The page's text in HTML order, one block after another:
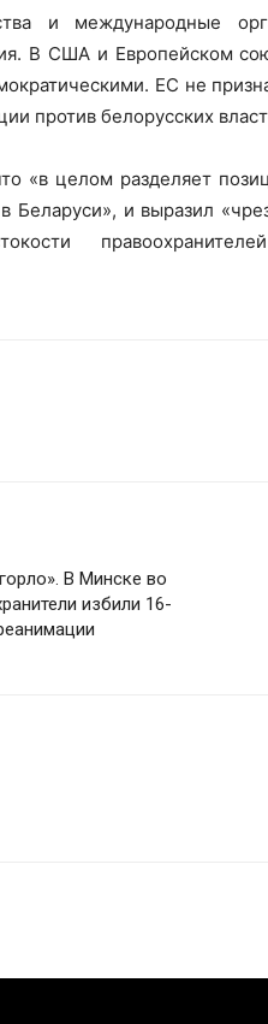
и международные
В США и Европейском
ЕС не
против белорусских
«в целом разделяет
Беларуси», и выразил
В Минске во
избили 16-